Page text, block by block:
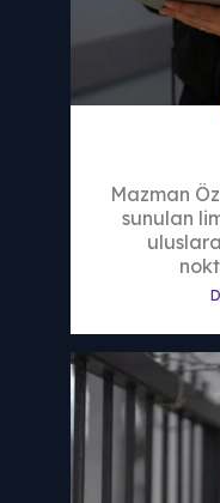
Mazman
sunulan